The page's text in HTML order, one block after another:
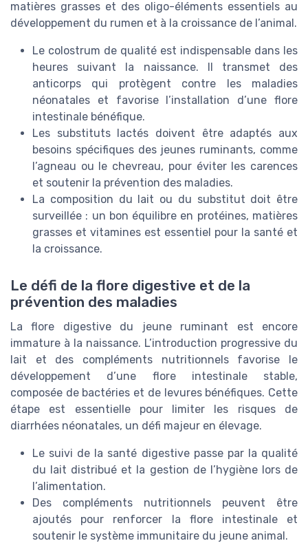
matières grasses et des oligo-éléments essentiels au
développement du rumen et à la croissance de l’animal.
Le colostrum de qualité est indispensable dans les
heures suivant la naissance. Il transmet des
anticorps qui protègent contre les maladies
néonatales et favorise l’installation d’une flore
intestinale bénéfique.
Les substituts lactés doivent être adaptés aux
besoins spécifiques des jeunes ruminants, comme
l’agneau ou le chevreau, pour éviter les carences
et soutenir la prévention des maladies.
La composition du lait ou du substitut doit être
surveillée : un bon équilibre en protéines, matières
grasses et vitamines est essentiel pour la santé et
la croissance.
Le défi de la flore digestive et de la
prévention des maladies
La flore digestive du jeune ruminant est encore
immature à la naissance. L’introduction progressive du
lait et des compléments nutritionnels favorise le
développement d’une flore intestinale stable,
composée de bactéries et de levures bénéfiques. Cette
étape est essentielle pour limiter les risques de
diarrhées néonatales, un défi majeur en élevage.
Le suivi de la santé digestive passe par la qualité
du lait distribué et la gestion de l’hygiène lors de
l’alimentation.
Des compléments nutritionnels peuvent être
ajoutés pour renforcer la flore intestinale et
soutenir le système immunitaire du jeune animal.